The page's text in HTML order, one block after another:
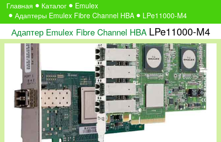
Главная Каталог
Emulex
Адаптеры Emulex Fibre Channel HBA
LPe11000-M4
Адаптер Emulex Fibre Channel HBA LPe11000-M4